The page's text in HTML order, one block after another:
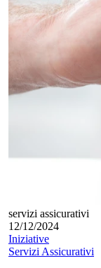
servizi assicurativi
12/12/2024
Iniziative
Servizi Assicurativi